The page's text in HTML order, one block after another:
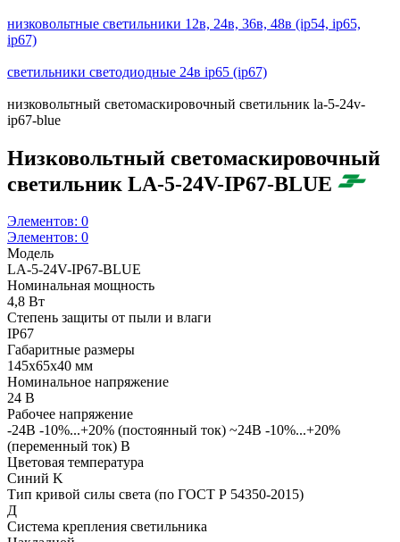
низковольтные светильники 12в, 24в, 36в, 48в (ip54, ip65,
ip67)
светильники светодиодные 24в ip65 (ip67)
низковольтный светомаскировочный светильник la-5-24v-
ip67-blue
Низковольтный светомаскировочный
светильник LA-5-24V-IP67-BLUE
Элементов: 0
Элементов: 0
Модель
LA-5-24V-IP67-BLUE
Номинальная мощность
4,8 Вт
Степень защиты от пыли и влаги
IP67
Габаритные размеры
145х65х40 мм
Номинальное напряжение
24 В
Рабочее напряжение
-24В -10%...+20% (постоянный ток) ~24В -10%...+20%
(переменный ток) В
Цветовая температура
Синий K
Тип кривой силы света (по ГОСТ Р 54350-2015)
Д
Система крепления светильника